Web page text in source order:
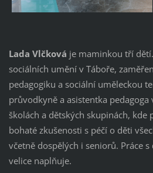
Lada Vlčková je maminkou tří
sociálních umění v Táboře,
pedagogiku a sociální uměleckou
průvodkyně a asistentka pedagoga
školách a dětských skupinách, kde
bohaté zkušenosti s péčí o děti
včetně dospělých i seniorů. Práce
velice naplňuje.